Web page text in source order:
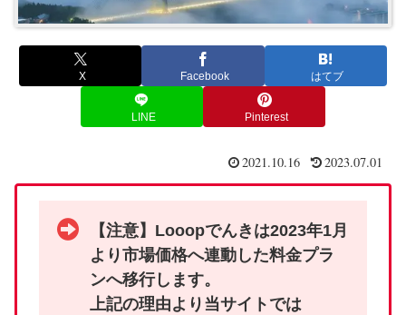
X Facebook はてブ
LINE Pinterest
2021.10.16 2023.07.01
【注意】Looopでんきは2023年1月
より市場価格へ連動した料金プラ
ンへ移行します。
上記の理由より当サイトでは